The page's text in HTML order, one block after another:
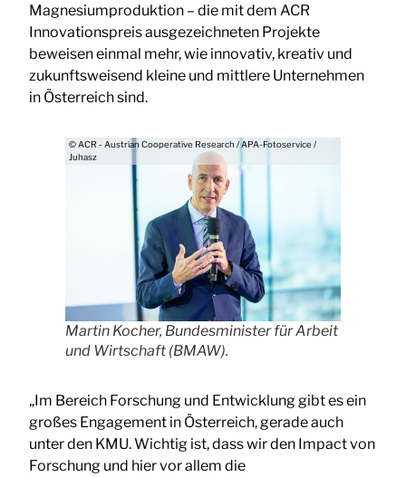
Magnesiumproduktion – die mit dem ACR
Innovationspreis ausgezeichneten Projekte
beweisen einmal mehr, wie innovativ, kreativ und
zukunftsweisend kleine und mittlere Unternehmen
in Österreich sind.
© ACR - Austrian Cooperative Research / APA-Fotoservice /
Juhasz
Martin Kocher, Bundesminister für Arbeit
und Wirtschaft (BMAW).
„Im Bereich Forschung und Entwicklung gibt es ein
großes Engagement in Österreich, gerade auch
unter den KMU. Wichtig ist, dass wir den Impact von
Forschung und hier vor allem die